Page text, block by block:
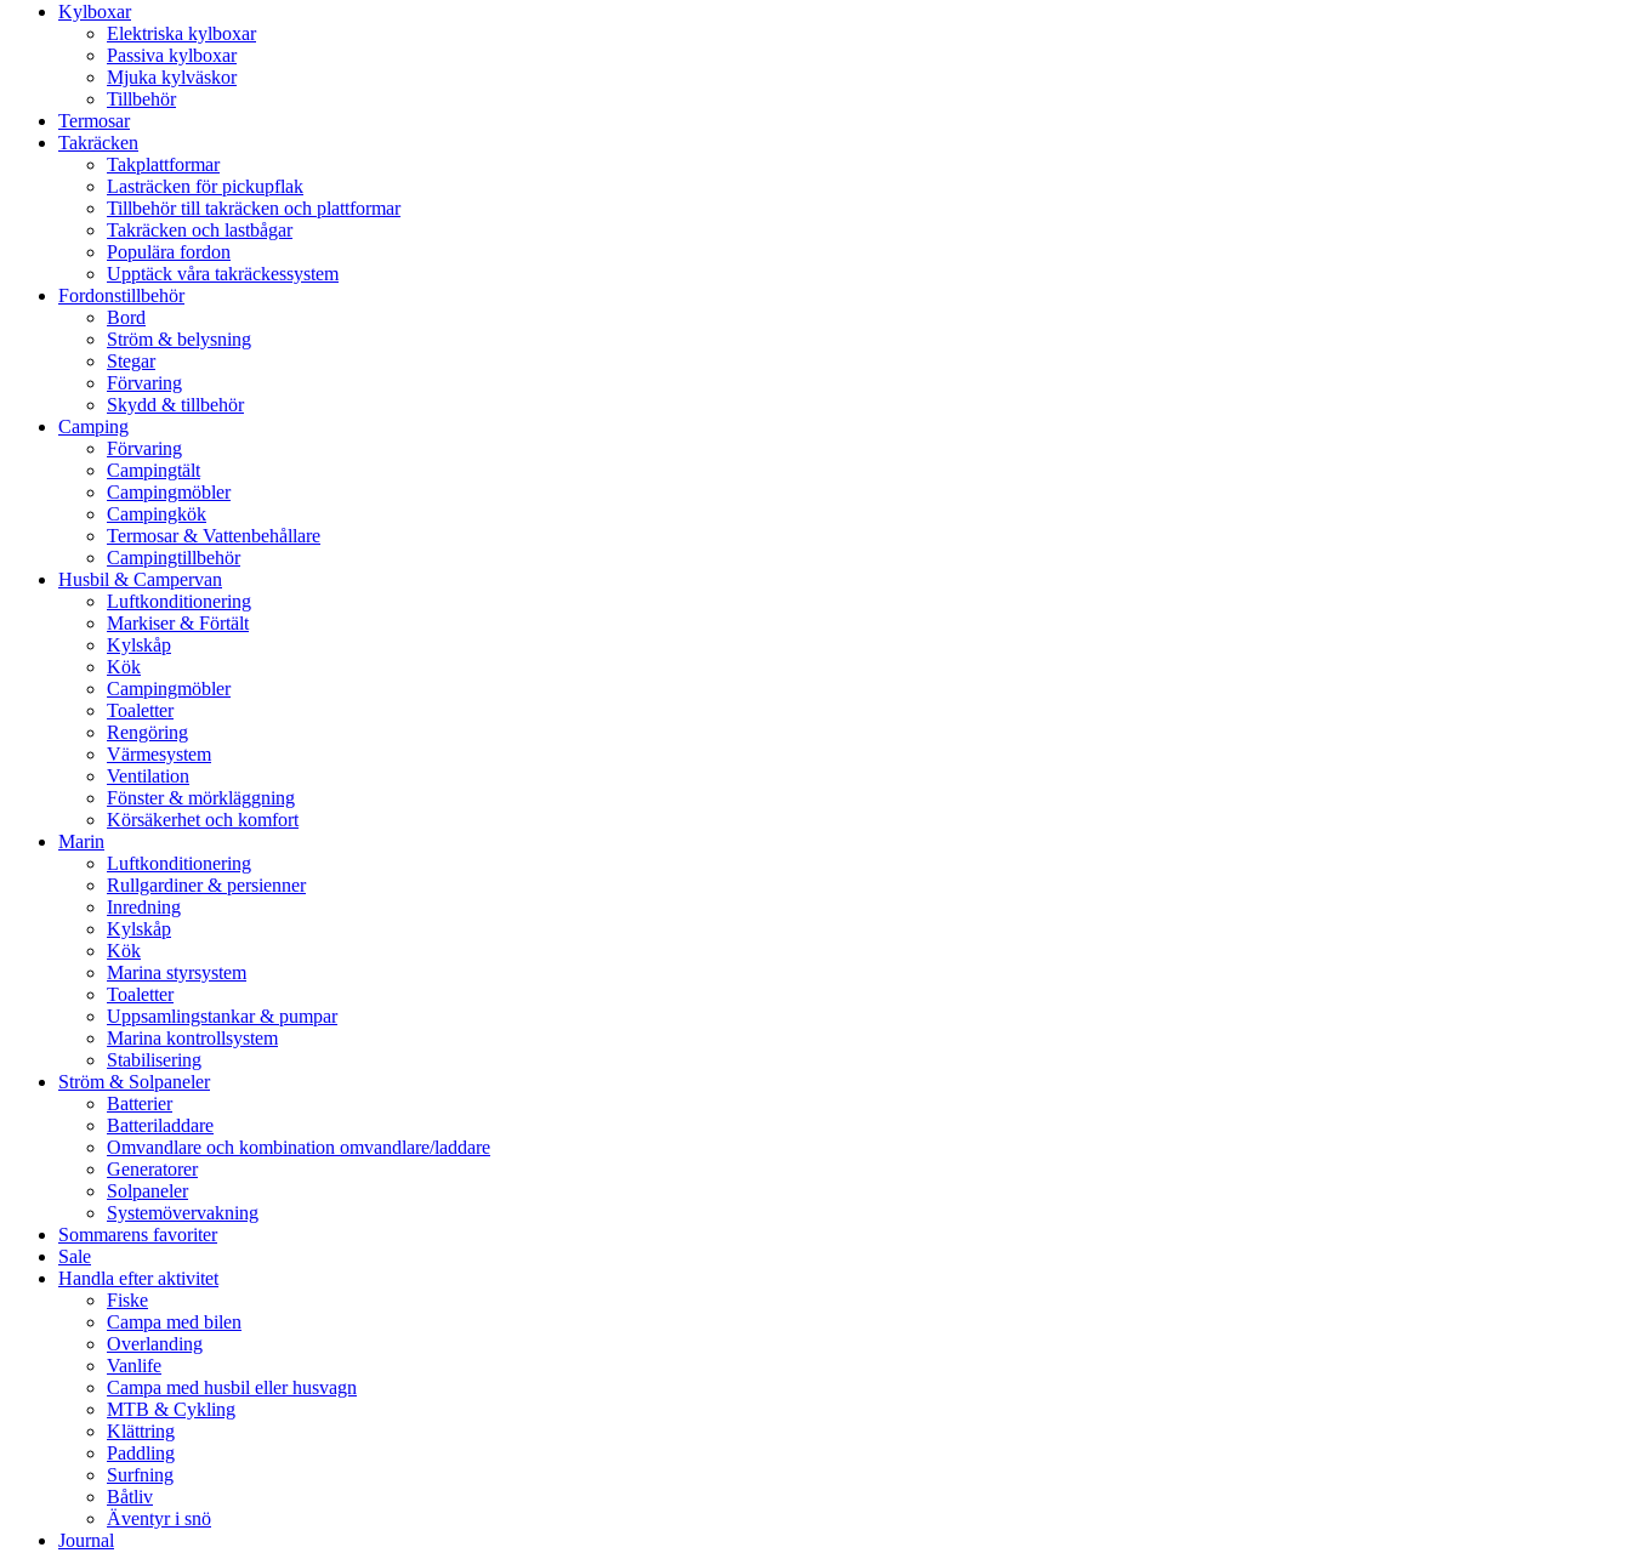
Kylboxar
Elektriska kylboxar
Passiva kylboxar
Mjuka kylväskor
Tillbehör
Termosar
Takräcken
Takplattformar
Lasträcken för pickupflak
Tillbehör till takräcken och plattformar
Takräcken och lastbågar
Populära fordon
Upptäck våra takräckessystem
Fordonstillbehör
Bord
Ström & belysning
Stegar
Förvaring
Skydd & tillbehör
Camping
Förvaring
Campingtält
Campingmöbler
Campingkök
Termosar & Vattenbehållare
Campingtillbehör
Husbil & Campervan
Luftkonditionering
Markiser & Förtält
Kylskåp
Kök
Campingmöbler
Toaletter
Rengöring
Värmesystem
Ventilation
Fönster & mörkläggning
Körsäkerhet och komfort
Marin
Luftkonditionering
Rullgardiner & persienner
Inredning
Kylskåp
Kök
Marina styrsystem
Toaletter
Uppsamlingstankar & pumpar
Marina kontrollsystem
Stabilisering
Ström & Solpaneler
Batterier
Batteriladdare
Omvandlare och kombination omvandlare/laddare
Generatorer
Solpaneler
Systemövervakning
Sommarens favoriter
Sale
Handla efter aktivitet
Fiske
Campa med bilen
Overlanding
Vanlife
Campa med husbil eller husvagn
MTB & Cykling
Klättring
Paddling
Surfning
Båtliv
Äventyr i snö
Journal